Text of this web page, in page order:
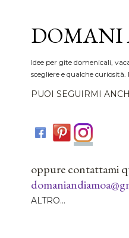
DOMANI
Idee per gite domenicali,
scegliere e qualche
PUOI SEGUIRMI
oppure contattami
ALTRO…